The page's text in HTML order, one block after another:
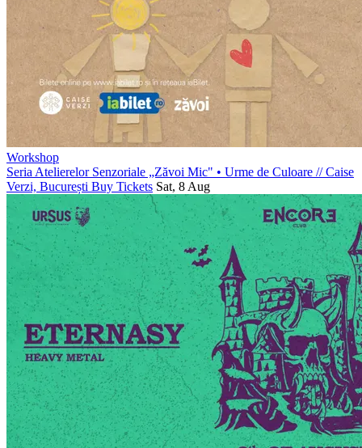
Workshop
Seria Atelierelor Senzoriale „Zăvoi Mic" • Urme de Culoare //Caise
Verzi, București Buy Tickets Sat, 8 Aug